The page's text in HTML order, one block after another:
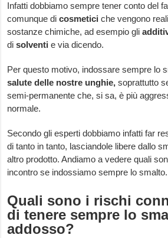
Infatti dobbiamo sempre tener conto del
comunque dicosmetici che vengono
sostanze chimiche, ad esempio gli
disolventi e via dicendo.
Per questo motivo, indossare sempre lo
salute delle nostre unghie, soprattutto
semi-permanente che, si sa, è più
normale.
Secondo gli esperti dobbiamo infatti far
di tanto in tanto, lasciandole libere dallo
altro prodotto. Andiamo a vedere quali
incontro se indossiamo sempre lo smalto.
Quali sono i rischi
di tenere sempre lo
addosso?